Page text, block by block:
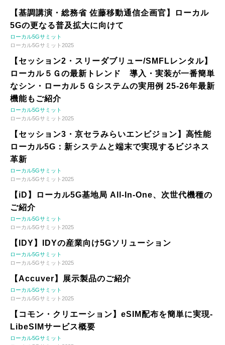
【基調講演・総務省 佐藤移動通信企画官】ローカル
5Gの更なる普及拡大に向けて
ローカル5Gサミット
ローカル5Gサミット2025
【セッション2・スリーダブリュー/SMFLレンタル】
ローカル５Ｇの最新トレンド 導入・実装が一番簡単
なシン・ローカル５Ｇシステムの実用例 25-26年最新
機能もご紹介
ローカル5Gサミット
ローカル5Gサミット2025
【セッション3・京セラみらいエンビジョン】高性能
ローカル5G：新システムと端末で実現するビジネス
革新
ローカル5Gサミット
ローカル5Gサミット2025
【iD】ローカル5G基地局 All-In-One、次世代機種の
ご紹介
ローカル5Gサミット
ローカル5Gサミット2025
【IDY】IDYの産業向け5Gソリューション
ローカル5Gサミット
ローカル5Gサミット2025
【Accuver】展示製品のご紹介
ローカル5Gサミット
ローカル5Gサミット2025
【コモン・クリエーション】eSIM配布を簡単に実現-
LibeSIMサービス概要
ローカル5Gサミット